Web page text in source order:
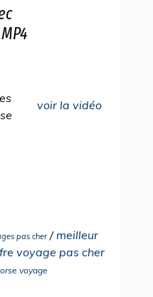
voir la vidéo
pas cher / meilleur
voyage pas cher
voyage